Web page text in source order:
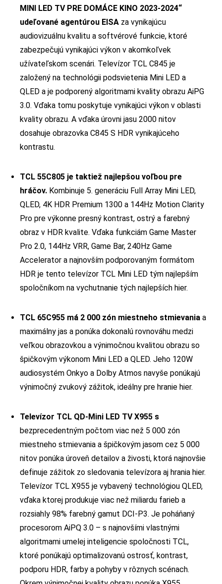
MINI LED TV PRE DOMÁCE KINO 2023-2024“
udeľované agentúrou EISA za vynikajúcu
audiovizuálnu kvalitu a softvérové funkcie, ktoré
zabezpečujú vynikajúci výkon v akomkoľvek
užívateľskom scenári. Televízor TCL C845 je
založený na technológii podsvietenia Mini LED a
QLED a je podporený algoritmami kvality obrazu AiPG
3.0. Vďaka tomu poskytuje vynikajúci výkon v oblasti
kvality obrazu. A vďaka úrovni jasu 2000 nitov
dosahuje obrazovka C845 S HDR vynikajúceho
kontrastu.
TCL 55C805 je taktiež najlepšou voľbou pre
hráčov. Kombinuje 5. generáciu Full Array Mini LED,
QLED, 4K HDR Premium 1300 a 144Hz Motion Clarity
Pro pre výkonne presný kontrast, ostrý a farebný
obraz v HDR kvalite. Vďaka funkciám Game Master
Pro 2.0, 144Hz VRR, Game Bar, 240Hz Game
Accelerator a najnovším podporovaným formátom
HDR je tento televízor TCL Mini LED tým najlepším
spoločníkom na vychutnanie tých najlepších hier.
TCL 65C955 má 2 000 zón miestneho stmievania a
maximálny jas a ponúka dokonalú rovnováhu medzi
veľkou obrazovkou a výnimočnou kvalitou obrazu so
špičkovým výkonom Mini LED a QLED. Jeho 120W
audiosystém Onkyo a Dolby Atmos navyše ponúkajú
výnimočný zvukový zážitok, ideálny pre hranie hier.
Televízor TCL QD-Mini LED TV X955 s
bezprecedentným počtom viac než 5 000 zón
miestneho stmievania a špičkovým jasom cez 5 000
nitov ponúka úroveň detailov a živosti, ktorá najnovšie
definuje zážitok zo sledovania televízora aj hrania hier.
Televízor TCL X955 je vybavený technológiou QLED,
vďaka ktorej produkuje viac než miliardu farieb a
rozsiahly 98% farebný gamut DCI-P3. Je poháňaný
procesorom AiPQ 3.0 – s najnovšími vlastnými
algoritmami umelej inteligencie spoločnosti TCL,
ktoré ponúkajú optimalizovanú ostrosť, kontrast,
podporu HDR, farby a pohyby v rôznych scénach.